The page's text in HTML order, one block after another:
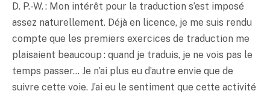
D. P.-W. : Mon intérêt pour la traduction s’est imposé
assez naturellement. Déjà en licence, je me suis rendu
compte que les premiers exercices de traduction me
plaisaient beaucoup : quand je traduis, je ne vois pas le
temps passer… Je n’ai plus eu d’autre envie que de
suivre cette voie. J’ai eu le sentiment que cette activité